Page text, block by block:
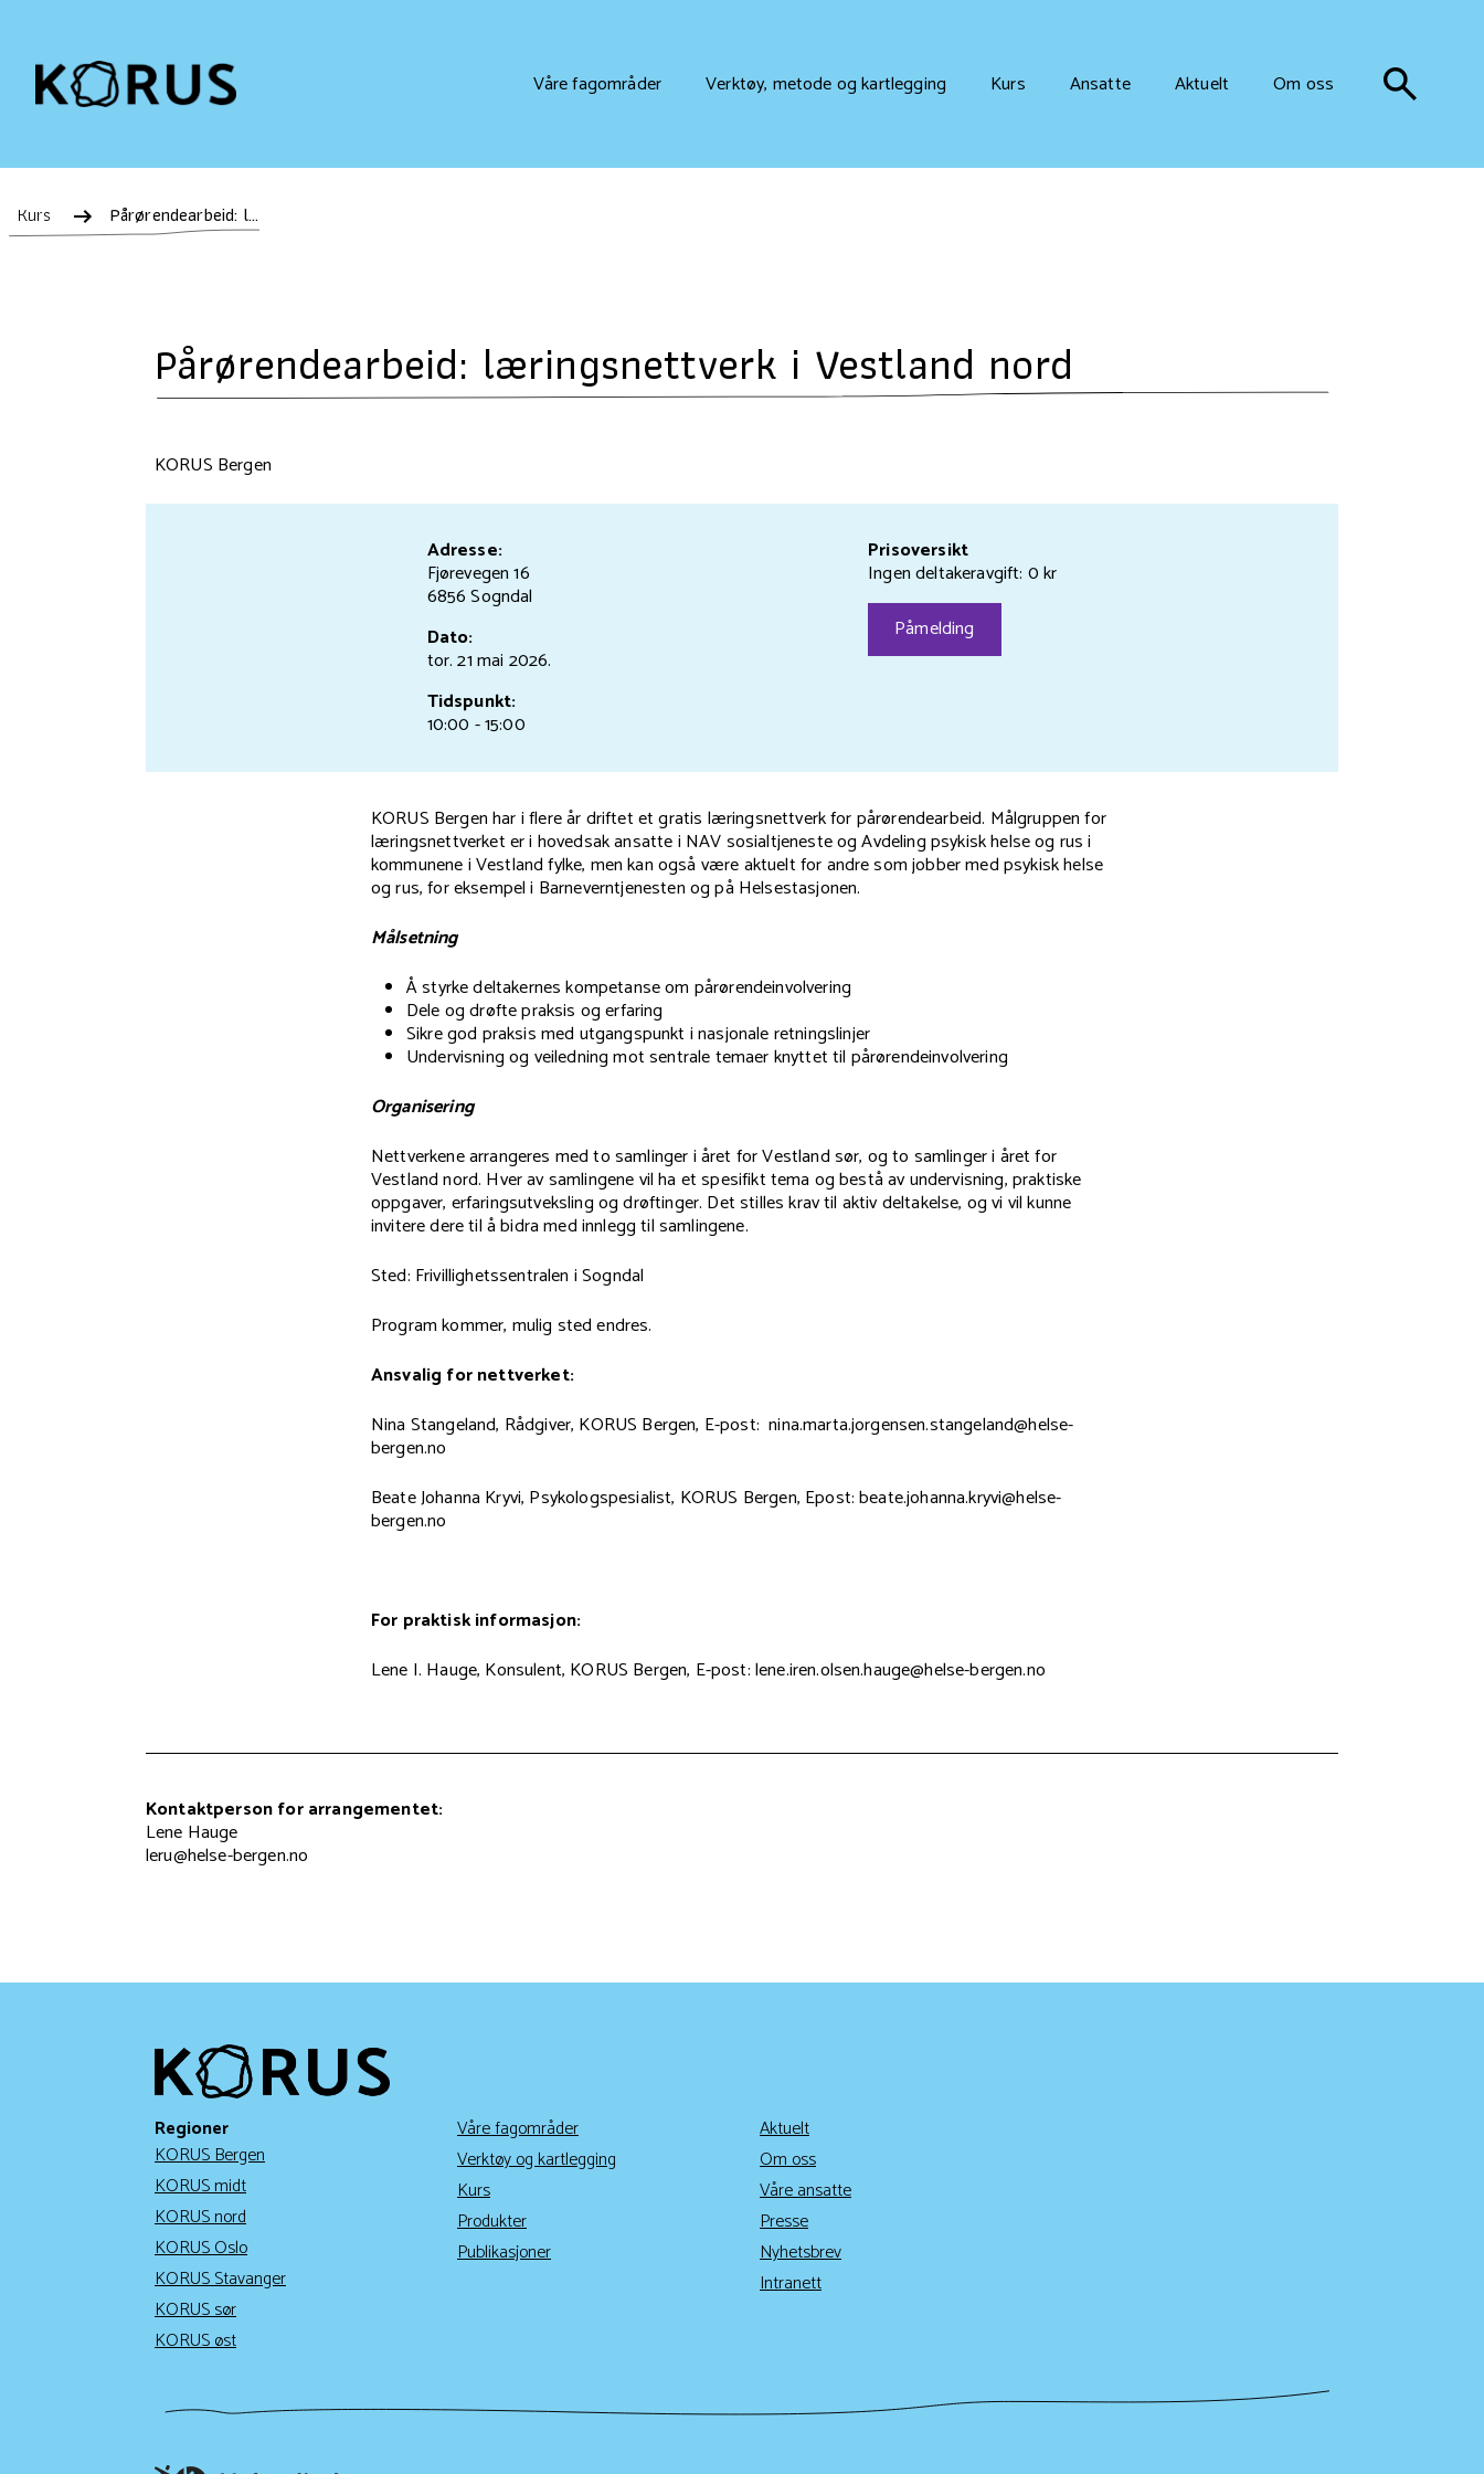
Våre fagområder Verktøy, metode og kartlegging Kurs Ansatte Aktuelt Om oss
Kurs Pårørendearbeid: læringsnettverk i Vestland nord
Pårørendearbeid: læringsnettverk i Vestland nord
KORUS Bergen
Adresse:
Fjørevegen 16
6856 Sogndal
Dato:
tor. 21 mai 2026.
Tidspunkt:
10:00 - 15:00
Prisoversikt
Ingen deltakeravgift: 0 kr
Påmelding
KORUS Bergen har i flere år driftet et gratis læringsnettverk for pårørendearbeid. Målgruppen for
læringsnettverket er i hovedsak ansatte i NAV sosialtjeneste og Avdeling psykisk helse og rus i
kommunene i Vestland fylke, men kan også være aktuelt for andre som jobber med psykisk helse
og rus, for eksempel i Barneverntjenesten og på Helsestasjonen.
Målsetning
Å styrke deltakernes kompetanse om pårørendeinvolvering
Dele og drøfte praksis og erfaring
Sikre god praksis med utgangspunkt i nasjonale retningslinjer
Undervisning og veiledning mot sentrale temaer knyttet til pårørendeinvolvering
Organisering
Nettverkene arrangeres med to samlinger i året for Vestland sør, og to samlinger i året for
Vestland nord. Hver av samlingene vil ha et spesifikt tema og bestå av undervisning, praktiske
oppgaver, erfaringsutveksling og drøftinger. Det stilles krav til aktiv deltakelse, og vi vil kunne
invitere dere til å bidra med innlegg til samlingene.
Sted: Frivillighetssentralen i Sogndal
Program kommer, mulig sted endres.
Ansvalig for nettverket:
Nina Stangeland, Rådgiver, KORUS Bergen, E-post: nina.marta.jorgensen.stangeland@helse-
bergen.no
Beate Johanna Kryvi, Psykologspesialist, KORUS Bergen, Epost: beate.johanna.kryvi@helse-
bergen.no
For praktisk informasjon:
Lene I. Hauge, Konsulent, KORUS Bergen, E-post: lene.iren.olsen.hauge@helse-bergen.no
Kontaktperson for arrangementet:
Lene Hauge
leru@helse-bergen.no
Regioner
KORUS Bergen
KORUS midt
KORUS nord
KORUS Oslo
KORUS Stavanger
KORUS sør
KORUS øst
Våre fagområder
Verktøy og kartlegging
Kurs
Produkter
Publikasjoner
Aktuelt
Om oss
Våre ansatte
Presse
Nyhetsbrev
Intranett